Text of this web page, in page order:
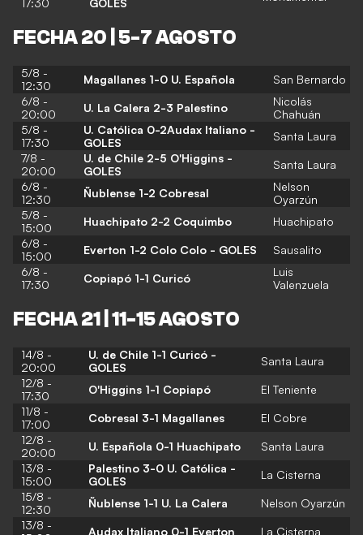
FECHA 20 | 5-7 AGOSTO
5/8 -
12:30
Magallanes 1-0 U. Española
San Bernardo
6/8 -
20:00
U. La Calera 2-3 Palestino
Nicolás
Chahuán
5/8 -
17:30
U. Católica 0-2Audax Italiano -
GOLES
Santa Laura
7/8 -
20:00
U. de Chile 2-5 O'Higgins -
GOLES
Santa Laura
6/8 -
12:30
Ñublense 1-2 Cobresal
Nelson
Oyarzún
5/8 -
15:00
Huachipato 2-2 Coquimbo
Huachipato
6/8 -
15:00
Everton 1-2 Colo Colo - GOLES
Sausalito
6/8 -
17:30
Copiapó 1-1 Curicó
Luis
Valenzuela
FECHA 21 | 11-15 AGOSTO
14/8 -
20:00
U. de Chile 1-1 Curicó -
GOLES
Santa Laura
12/8 -
17:30
O'Higgins 1-1 Copiapó
El Teniente
11/8 -
17:00
Cobresal 3-1 Magallanes
El Cobre
12/8 -
20:00
U. Española 0-1 Huachipato
Santa Laura
13/8 -
15:00
Palestino 3-0 U. Católica -
GOLES
La Cisterna
15/8 -
12:30
Ñublense 1-1 U. La Calera
Nelson Oyarzún
13/8 -
Audax Italiano 0-1 Everton
La Cisterna